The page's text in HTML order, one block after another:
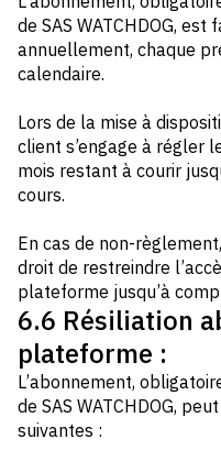
de SAS WATCHDOG,
annuellement, chaque
calendaire.
Lors de la mise à
client s’engage à régler
mois restant à courir
cours.
En cas de non-
droit de restreindre
plateforme jusqu’à
6.6 Résiliation
plateforme :
L’abonnement,
de SAS WATCHDOG,
suivantes :